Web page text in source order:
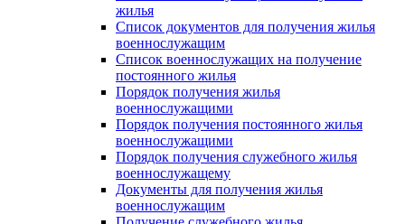
жилья
Список документов для получения жилья
военнослужащим
Список военнослужащих на получение
постоянного жилья
Порядок получения жилья
военнослужащими
Порядок получения постоянного жилья
военнослужащими
Порядок получения служебного жилья
военнослужащему
Документы для получения жилья
военнослужащим